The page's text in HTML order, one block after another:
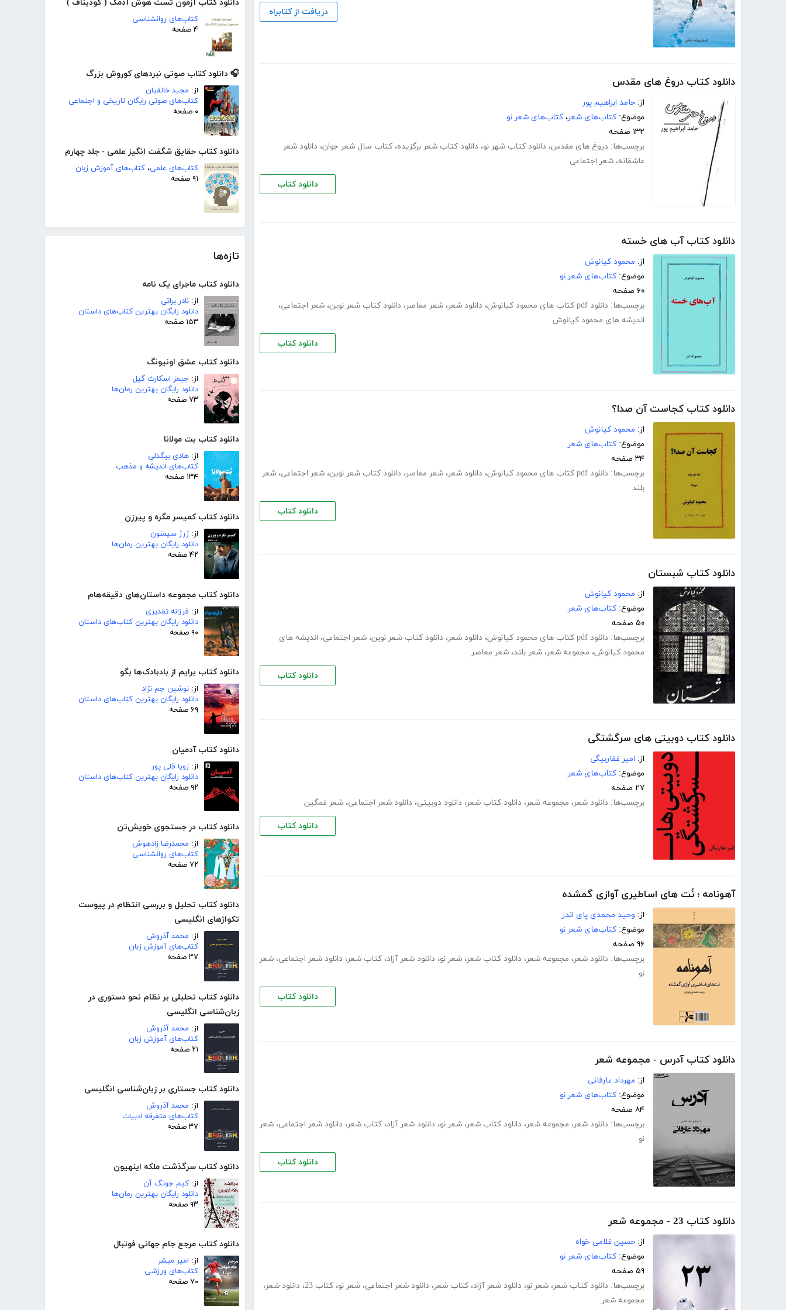
دانلود کتاب آزمون تست هوش آدمک ( گودیناف )
کتاب‌های روانشناسی
۴ صفحه
🎧 دانلود کتاب صوتی نبردهای کوروش بزرگ
از: مجید خالقیان
کتاب‌های صوتی رایگان تاریخی و اجتماعی
۰ صفحه
دانلود کتاب حقایق شگفت انگیز علمی - جلد چهارم
کتاب‌های علمی، کتاب‌های آموزش زبان
۹۱ صفحه
تازه‌ها
دانلود کتاب ماجرای یک نامه
از: نادر براتی
دانلود رایگان بهترین کتاب‌های داستان
۱۵۳ صفحه
دانلود کتاب عشق اونیونگ
از: جیمز اسکارث گیل
دانلود رایگان بهترین رمان‌ها
۷۳ صفحه
دانلود کتاب بت مولانا
از: هادی بیگدلی
کتاب‌های اندیشه و مذهب
۱۳۴ صفحه
دانلود کتاب کمیسر مگره و پیرزن
از:ژرژ سیمنون
دانلود رایگان بهترین رمان‌ها
۴۲ صفحه
دانلود کتاب مجموعه داستان‌های دقیقه‌هام
از: فرزانه تقدیری
دانلود رایگان بهترین کتاب‌های داستان
۹۰ صفحه
دانلود کتاب برایم از بادبادک‌ها بگو
از: نوشین جم نژاد
دانلود رایگان بهترین کتاب‌های داستان
۶۹ صفحه
دانلود کتاب آدمیان
از: زویا قلی پور
دانلود رایگان بهترین کتاب‌های داستان
۹۲ صفحه
دانلود کتاب در جستجوی خویش‌تن
از: محمدرضا زادهوش
کتاب‌های روانشناسی
۷۲ صفحه
دانلود کتاب تحلیل و بررسی انتظام در پیوست
تکواژهای انگلیسی
از: محمد آذروش
کتاب‌های آموزش زبان
۳۷ صفحه
دانلود کتاب تحلیلی بر نظام نحو دستوری در
زبان‌شناسی انگلیسی
از: محمد آذروش
کتاب‌های آموزش زبان
۲۱ صفحه
دانلود کتاب جستاری بر زبان‌شناسی انگلیسی
از: محمد آذروش
کتاب‌های متفرقه ادبیات
۳۷ صفحه
دانلود کتاب سرگذشت ملکه اینهیون
از: کیم جونگ آن
دانلود رایگان بهترین رمان‌ها
۹۳ صفحه
دانلود کتاب مرجع جام جهانی فوتبال
از: امیر مبشر
کتاب‌های ورزشی
۷۰ صفحه
دریافت از کتابراه
دانلود کتاب دروغ های مقدس
از: حامد ابراهیم پور
موضوع: کتاب‌های شعر، کتاب‌های شعر نو
۱۳۲ صفحه
برچسب‌ها: دروغ های مقدس، دانلود کتاب شهر نو، دانلود کتاب شعر برگزیده، کتاب سال شعر جوان، دانلود شعر
عاشقانه، شعر اجتماعی
دانلود کتاب
دانلود کتاب آب های خسته
از: محمود کیانوش
موضوع: کتاب‌های شعر نو
۶۰ صفحه
برچسب‌ها: دانلود pdf کتاب های محمود کیانوش ، دانلود شعر، شعر معاصر، دانلود کتاب شعر نوین، شعر اجتماعی،
اندیشه های محمود کیانوش
دانلود کتاب
دانلود کتاب کجاست آن صدا؟
از: محمود کیانوش
موضوع: کتاب‌های شعر
۳۴ صفحه
برچسب‌ها: دانلود pdf کتاب های محمود کیانوش ، دانلود شعر، شعر معاصر، دانلود کتاب شعر نوین، شعر اجتماعی، شعر
بلند
دانلود کتاب
دانلود کتاب شبستان
از: محمود کیانوش
موضوع: کتاب‌های شعر
۵۰ صفحه
برچسب‌ها: دانلود pdf کتاب های محمود کیانوش ، دانلود شعر، دانلود کتاب شعر نوین، شعر اجتماعی، اندیشه های
محمود کیانوش، مجموعه شعر، شعر بلند، شعر معاصر
دانلود کتاب
دانلود کتاب دوبیتی های سرگشتگی
از: امیر غفاربیگی
موضوع: کتاب‌های شعر
۲۷ صفحه
برچسب‌ها: دانلود شعر، مجموعه شعر، دانلود کتاب شعر، دانلود دوبیتی، دانلود شعر اجتماعی، شعر غمگین
دانلود کتاب
آهونامه ؛ نُت های اساطیری آوازی گمشده
از: وحید محمدی پای اندر
موضوع: کتاب‌های شعر نو
۹۶ صفحه
برچسب‌ها: دانلود شعر، مجموعه شعر، دانلود کتاب شعر، شعر نو، دانلود شعر آزاد، کتاب شعر، دانلود شعر اجتماعی، شعر
نو
دانلود کتاب
دانلود کتاب آدرس - مجموعه شعر
از: مهرداد عارفانی
موضوع: کتاب‌های شعر نو
۸۴ صفحه
برچسب‌ها: دانلود شعر، مجموعه شعر، دانلود کتاب شعر، شعر نو، دانلود شعر آزاد، کتاب شعر، دانلود شعر اجتماعی، شعر
نو
دانلود کتاب
دانلود کتاب 23 - مجموعه شعر
از: حسین غلامی خواه
موضوع: کتاب‌های شعر نو
۵۹ صفحه
برچسب‌ها: دانلود کتاب شعر، شعر نو، دانلود شعر آزاد، کتاب شعر، دانلود شعر اجتماعی، شعر نو، کتاب 23 ، دانلود شعر،
مجموعه شعر